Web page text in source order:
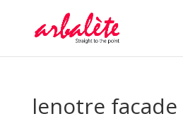
lenotre facade